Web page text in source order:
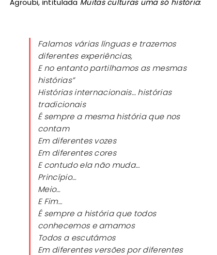
Agroubi, intitulada Muitas culturas uma só história:
Falamos várias línguas e trazemos
diferentes experiências,
E no entanto partilhamos as mesmas
histórias”
Histórias internacionais… histórias
tradicionais
É sempre a mesma história que nos
contam
Em diferentes vozes
Em diferentes cores
E contudo ela não muda…
Princípio…
Meio…
E Fim…
É sempre a história que todos
conhecemos e amamos
Todos a escutámos
Em diferentes versões por diferentes